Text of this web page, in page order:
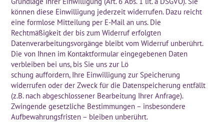
können diese Einwilligung jederzeit widerrufen. Dazu reicht
eine formlose Mitteilung per E-Mail an uns. Die
Rechtmäßigkeit der bis zum Widerruf erfolgten
Datenverarbeitungsvorgänge bleibt vom Widerruf unberührt.
Die von Ihnen im Kontaktformular eingegebenen Daten
verbleiben bei uns, bis Sie uns zur Lö
schung auffordern, Ihre Einwilligung zur Speicherung
widerrufen oder der Zweck für die Datenspeicherung entfällt
(z.B. nach abgeschlossener Bearbeitung Ihrer Anfrage).
Zwingende gesetzliche Bestimmungen – insbesondere
Aufbewahrungsfristen – bleiben unberührt.